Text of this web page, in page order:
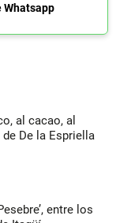
Whatsapp
al cacao, al
De la Espriella
entre los